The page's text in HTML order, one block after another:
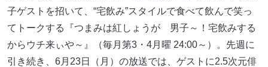
子ゲストを招いて、“宅飲み”スタイルで食べて飲んで笑っ
てトークする『つまみは紅しょうが 男子～！宅飲みする
からウチ来ぃや～』（毎月第3・4月曜 24:00～）。先週に
引き続き、6月23日（月）の放送では、ゲストに2.5次元俳